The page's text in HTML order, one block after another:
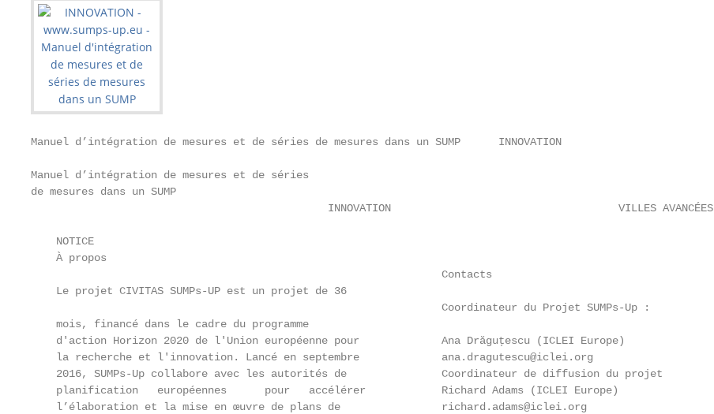
Manuel d’intégration de mesures et de séries de mesures dans un SUMP      INNOVATION
Manuel d’intégration de mesures et de séries
de mesures dans un SUMP
                                               INNOVATION                                    VILLES AVANCÉES
    NOTICE
    À propos
                                                                 Contacts
    Le projet CIVITAS SUMPs-UP est un projet de 36
                                                                 Coordinateur du Projet SUMPs-Up :
    mois, financé dans le cadre du programme
    d'action Horizon 2020 de l'Union européenne pour             Ana Drăguţescu (ICLEI Europe)
    la recherche et l'innovation. Lancé en septembre             ana.dragutescu@iclei.org
    2016, SUMPs-Up collabore avec les autorités de               Coordinateur de diffusion du projet
    planification   européennes      pour   accélérer            Richard Adams (ICLEI Europe)
    l’élaboration et la mise en œuvre de plans de                richard.adams@iclei.org